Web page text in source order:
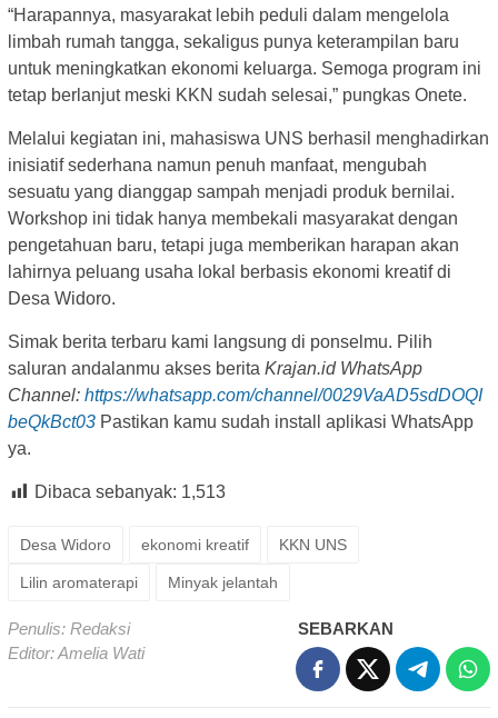
“Harapannya, masyarakat lebih peduli dalam mengelola
limbah rumah tangga, sekaligus punya keterampilan baru
untuk meningkatkan ekonomi keluarga. Semoga program ini
tetap berlanjut meski KKN sudah selesai,” pungkas Onete.
Melalui kegiatan ini, mahasiswa UNS berhasil menghadirkan
inisiatif sederhana namun penuh manfaat, mengubah
sesuatu yang dianggap sampah menjadi produk bernilai.
Workshop ini tidak hanya membekali masyarakat dengan
pengetahuan baru, tetapi juga memberikan harapan akan
lahirnya peluang usaha lokal berbasis ekonomi kreatif di
Desa Widoro.
Simak berita terbaru kami langsung di ponselmu. Pilih
saluran andalanmu akses berita Krajan.id WhatsApp
Channel: https://whatsapp.com/channel/0029VaAD5sdDOQI
beQkBct03 Pastikan kamu sudah install aplikasi WhatsApp
ya.
Dibaca sebanyak: 1,513
Desa Widoro ekonomi kreatif KKN UNS
Lilin aromaterapi Minyak jelantah
Penulis: Redaksi
Editor: Amelia Wati
SEBARKAN